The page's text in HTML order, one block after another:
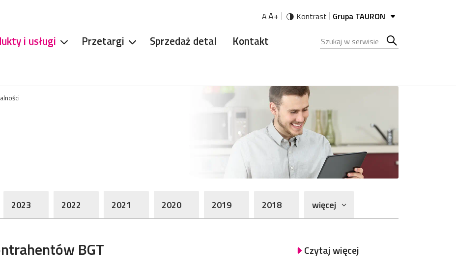
serwisie
Grupa TAURON
i usługi Przetargi Sprzedaż detal Kontakt
AA+ Kontrast
2023 2022 2021 2020 2019 2018 więcej
BGT Czytaj więcej